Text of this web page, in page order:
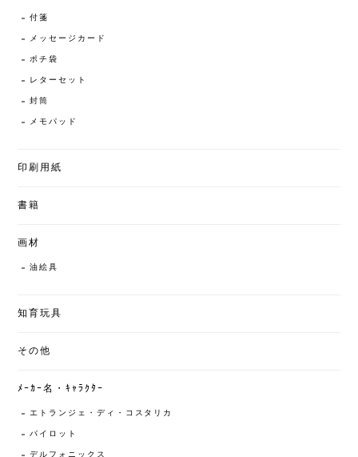
付箋
メッセージカード
ポチ袋
レターセット
封筒
メモパッド
印刷用紙
書籍
画材
油絵具
知育玩具
その他
ﾒｰｶｰ名・ｷｬﾗｸﾀｰ
エトランジェ・ディ・コスタリカ
パイロット
デルフォニックス